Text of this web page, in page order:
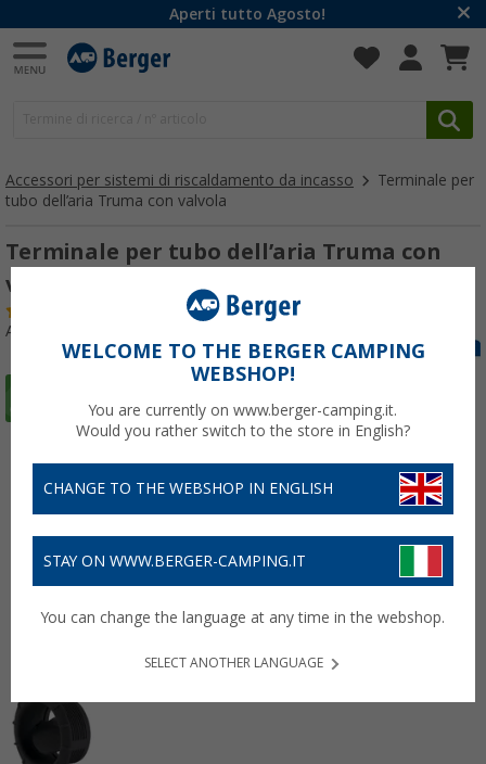
Aperti tutto Agosto!
Accessori per sistemi di riscaldamento da incasso
Terminale per
tubo dell’aria Truma con valvola
Terminale per tubo dell’aria Truma con
valvola nero
Articolo n: 353650
WELCOME TO THE BERGER CAMPING
WEBSHOP!
You are currently on www.berger-camping.it.
Would you rather switch to the store in English?
CHANGE TO THE WEBSHOP IN ENGLISH
STAY ON WWW.BERGER-CAMPING.IT
You can change the language at any time in the webshop.
SELECT ANOTHER LANGUAGE